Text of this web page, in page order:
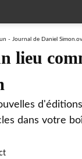
lieu
dans votre